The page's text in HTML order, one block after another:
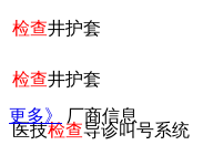
检查井护套
检查井护套
医技检查导诊叫号系统
更多》 厂商信息